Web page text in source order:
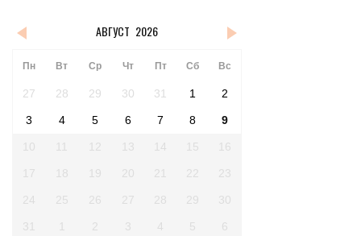
АВГУСТ 2026
Пн Вт Ср Чт Пт Сб Вс
27 28 29 30 31 1 2
3 4 5 6 7 8 9
10 11 12 13 14 15 16
17 18 19 20 21 22 23
24 25 26 27 28 29 30
31 1 2 3 4 5 6